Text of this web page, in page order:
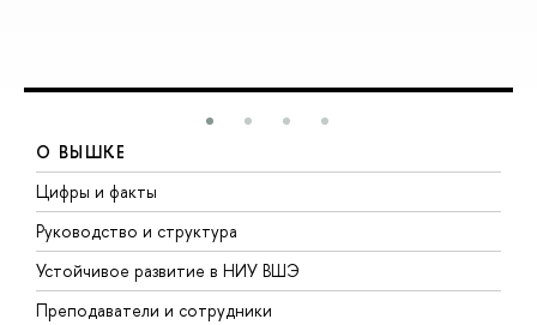
О ВЫШКЕ
Цифры и факты
Руководство и структура
Устойчивое развитие в НИУ ВШЭ
Преподаватели и сотрудники